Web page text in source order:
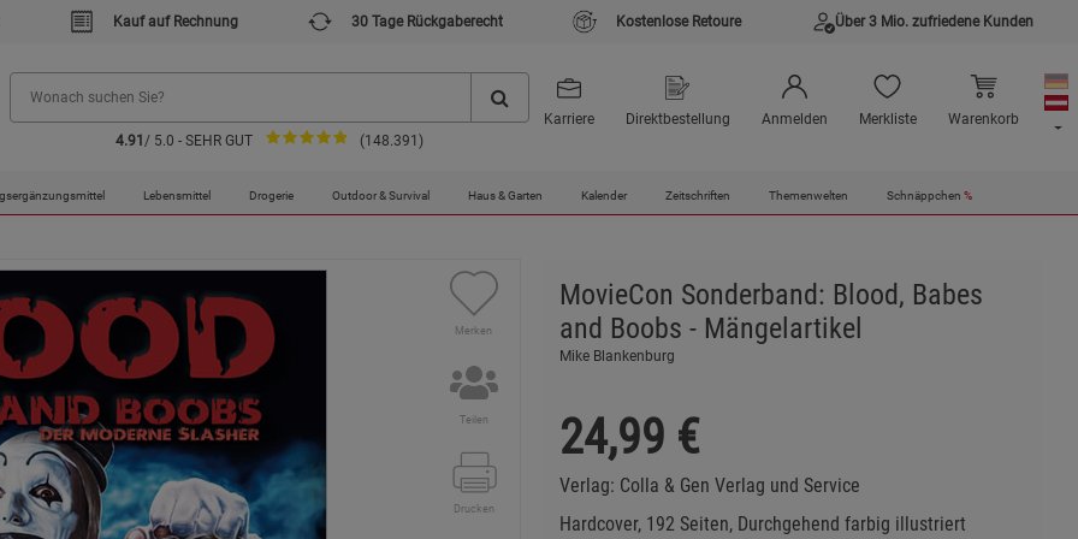
Kauf auf Rechnung 30 Tage Rückgaberecht Kostenlose Retoure Über 3 Mio. zufriedene Kunden
4.91 / 5.0 - SEHR GUT (148.391)
Karriere Direktbestellung Anmelden Merkliste Warenkorb
Lebensmittel Drogerie Outdoor & Survival Haus & Garten Kalender Zeitschriften Themenwelten Schnäppchen %
and Boobs - Mängelartikel
Merken
Teilen
Drucken
MovieCon Sonderband: Blood, Babes
and Boobs - Mängelartikel
Mike Blankenburg
24,99 €
Verlag: Colla & Gen Verlag und Service
Hardcover, 192 Seiten, Durchgehend farbig illustriert